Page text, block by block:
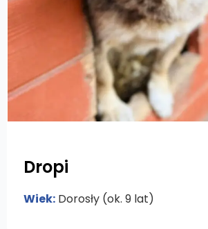
Dropi
Wiek: Dorosły (ok. 9 lat)